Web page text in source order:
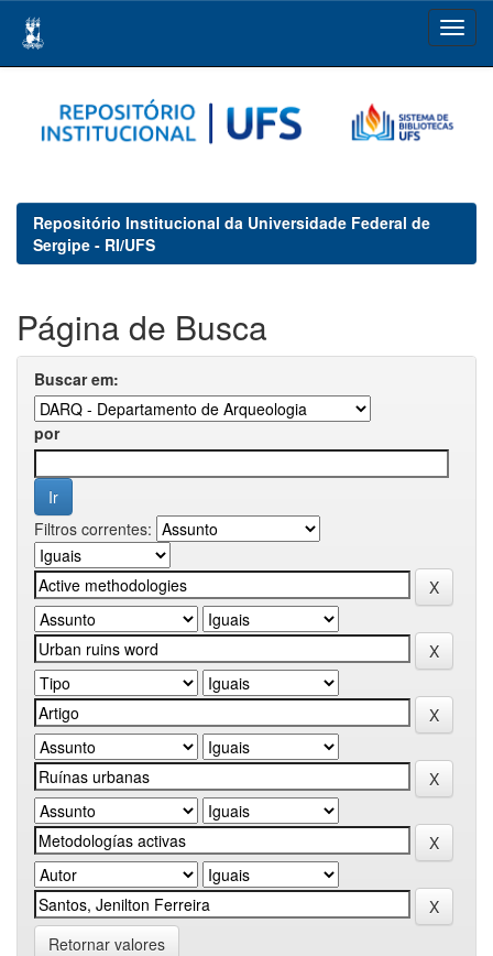
navigation
Repositório Institucional da Universidade Federal de
Sergipe - RI/UFS
Página de Busca
Buscar em:
por
Filtros correntes:
Retornar valores